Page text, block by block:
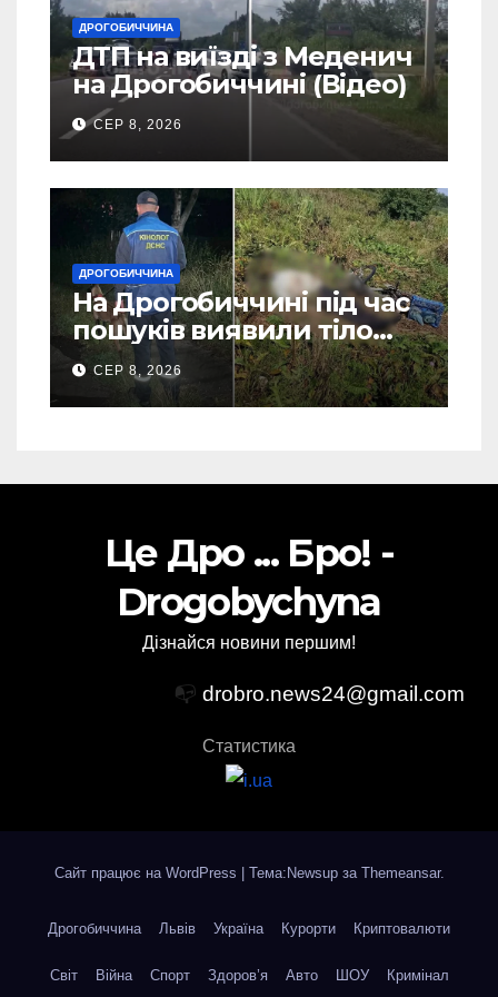
ДРОГОБИЧЧИНА
ДТП на виїзді з Меденич
на Дрогобиччині (Відео)
СЕР 8, 2026
ДРОГОБИЧЧИНА
На Дрогобиччині під час
пошуків виявили тіло
зниклого чоловіка (Фото)
СЕР 8, 2026
Це Дро ... Бро! -
Drogobychyna
Дізнайся новини першим!
📭 drobro.news24@gmail.com
Статистика
Сайт працює на WordPress | Тема:Newsup за Themeansar.
Дрогобиччина Львів Україна Курорти Криптовалюти
Світ Війна Спорт Здоров’я Авто ШОУ Кримінал